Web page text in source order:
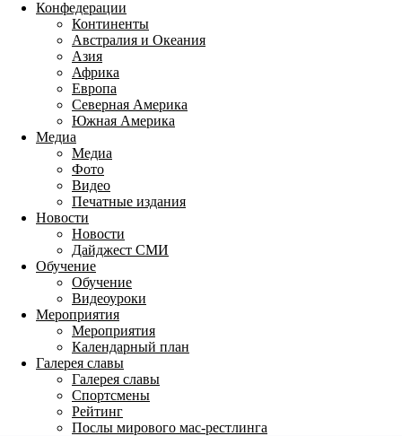
Конфедерации
Континенты
Австралия и Океания
Азия
Африка
Европа
Северная Америка
Южная Америка
Медиа
Медиа
Фото
Видео
Печатные издания
Новости
Новости
Дайджест СМИ
Обучение
Обучение
Видеоуроки
Мероприятия
Мероприятия
Календарный план
Галерея славы
Галерея славы
Спортсмены
Рейтинг
Послы мирового мас-рестлинга